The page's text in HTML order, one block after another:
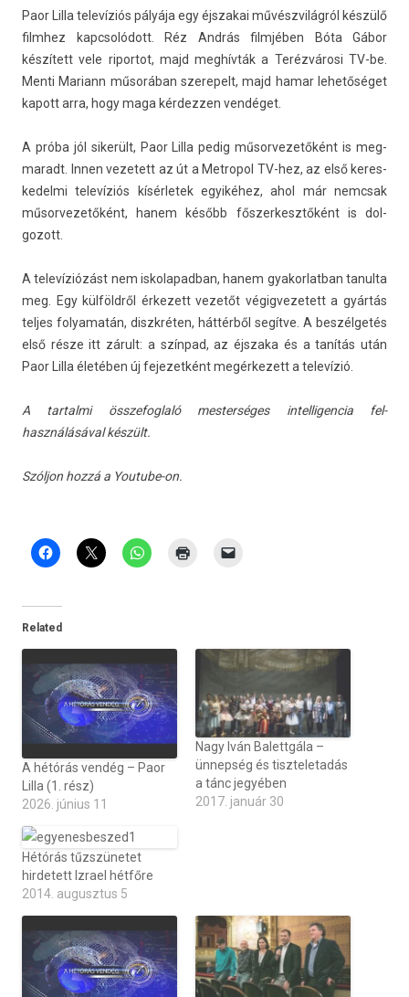
Paor Lilla televíziós pályája egy éjszakai művészvilágról készülő
filmhez kapcsolódott. Réz András filmjében Bóta Gábor
készített vele ripor­tot, majd meghívták a Terézvárosi TV-be.
Menti Mariann műsorában szerepelt, majd hamar lehetőséget
kapott arra, hogy maga kér­dezz­en vendéget.
A próba jól sikerült, Paor Lilla pedig műsor­vezetőként is meg­
maradt. Innen vezetett az út a Met­ropol TV-hez, az első keres­
kedel­mi televíziós kísér­letek egyikéhez, ahol már nemcsak
műsor­vezetőként, hanem később fős­zerkesztőként is dol­
gozott.
A televíziózást nem is­kolapad­ban, hanem gyakor­latban tanul­ta
meg. Egy külföldről érkezett vezetőt végig­vezetett a gyártás
tel­jes folyamatán, dis­zkrét­en, háttérből segítve. A beszélgetés
első része itt zárult: a színpad, az éjszaka és a tanítás után
Paor Lilla életében új fejezet­ként megér­kezett a televízió.
A tar­talmi összefogl­aló mes­terséges in­tel­ligen­cia fel­
használásáv­al készült.
Szóljon hozzá a Youtube-on.
Related
A hétórás vendég – Paor
Lilla (1. rész)
2026. június 11
Nagy Iván Balettgála –
ünnepség és tiszteletadás
a tánc jegyében
2017. január 30
Hétórás tűzszünetet
hirdetett Izrael hétfőre
2014. augusztus 5